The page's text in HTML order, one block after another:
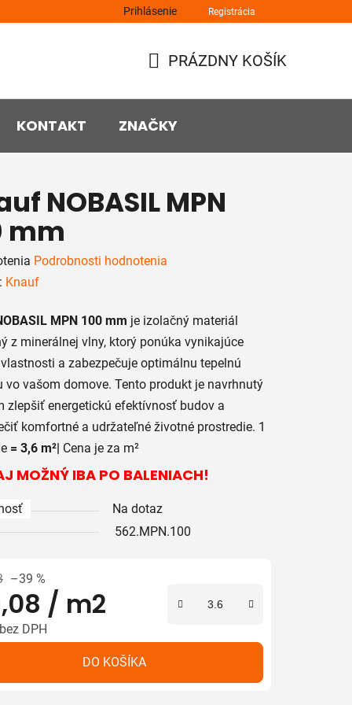
Prihlásenie Registrácia
KOŠÍK
PRÁZDNY KOŠÍK
KONTAKT ZNAČKY
NOBASIL MPN
mm
Podrobnosti hodnotenia
Knauf
MPN 100 mm je izolačný materiál
z minerálnej vlny, ktorý ponúka vynikajúce
a zabezpečuje optimálnu tepelnú
vo vašom domove. Tento produkt je navrhnutý
zlepšiť energetickú efektívnosť budov a
komfortné a udržateľné životné prostredie. 1
= 3,6 m²| Cena je za m²
MOŽNÝ IBA PO BALENIACH!
Na dotaz
562.MPN.100
–39 %
/ m2
DPH
DO KOŠÍKA